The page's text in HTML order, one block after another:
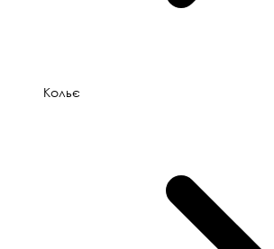
Кольє